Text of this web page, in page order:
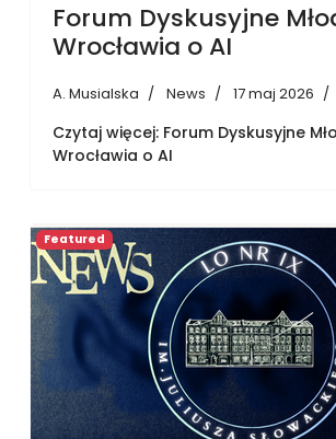
Forum Dyskusyjne
Wrocławia o AI
A. Musialska News 17 maj 2026
Czytaj więcej: Forum Dyskusyjne
Wrocławia o AI
Featured